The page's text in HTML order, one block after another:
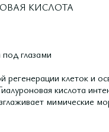
КИСЛОТА
глазами
клеток и
кислота
мимические